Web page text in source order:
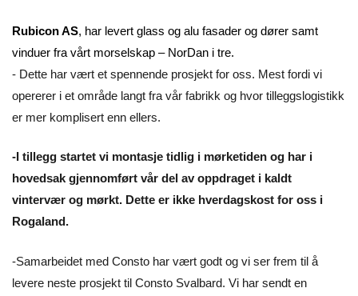
Rubicon AS, har levert glass og alu fasader og dører samt
vinduer fra vårt morselskap – NorDan i tre.
- Dette har vært et spennende prosjekt for oss. Mest fordi vi
opererer i et område langt fra vår fabrikk og hvor tilleggslogistikk
er mer komplisert enn ellers.
-I tillegg startet vi montasje tidlig i mørketiden og har i
hovedsak gjennomført vår del av oppdraget i kaldt
vintervær og mørkt. Dette er ikke hverdagskost for oss i
Rogaland.
-Samarbeidet med Consto har vært godt og vi ser frem til å
levere neste prosjekt til Consto Svalbard. Vi har sendt en